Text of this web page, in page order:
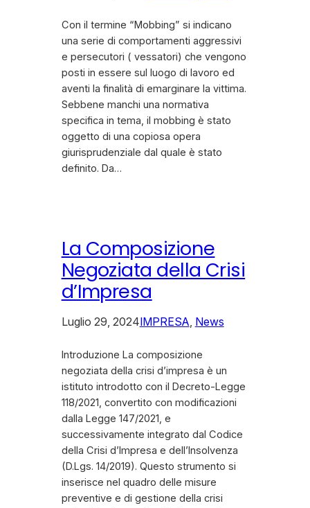
Con il termine “Mobbing” si indicano
una serie di comportamenti aggressivi
e persecutori ( vessatori) che vengono
posti in essere sul luogo di lavoro ed
aventi la finalità di emarginare la vittima.
Sebbene manchi una normativa
specifica in tema, il mobbing è stato
oggetto di una copiosa opera
giurisprudenziale dal quale è stato
definito. Da…
La Composizione
Negoziata della Crisi
d’Impresa
Luglio 29, 2024IMPRESA, News
Introduzione La composizione
negoziata della crisi d’impresa è un
istituto introdotto con il Decreto-Legge
118/2021, convertito con modificazioni
dalla Legge 147/2021, e
successivamente integrato dal Codice
della Crisi d’Impresa e dell’Insolvenza
(D.Lgs. 14/2019). Questo strumento si
inserisce nel quadro delle misure
preventive e di gestione della crisi